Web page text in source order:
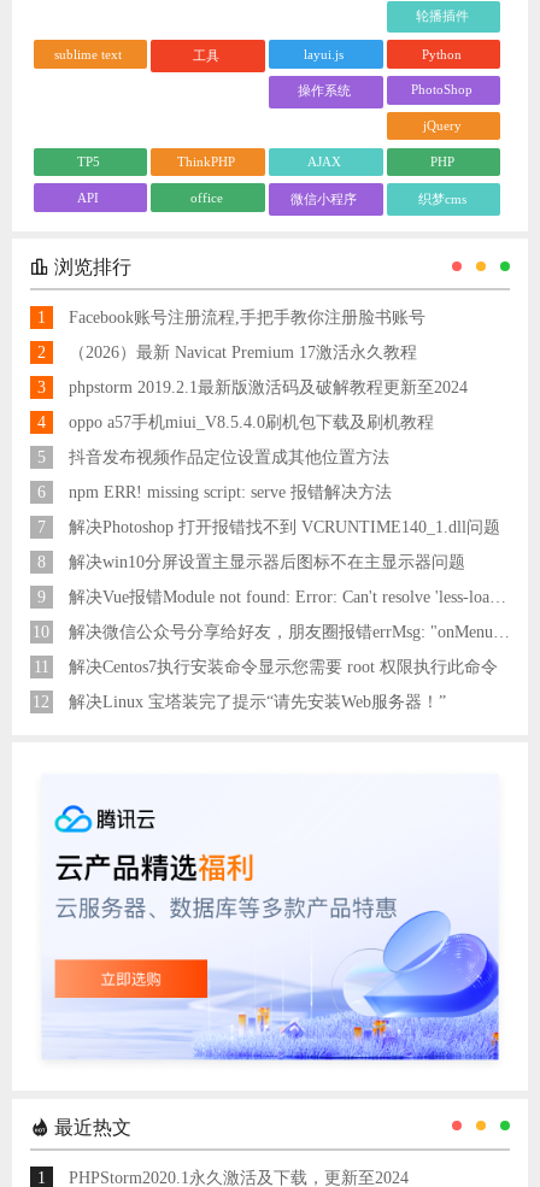
轮播插件
sublime text 工具 layui.js Python
操作系统 PhotoShop
jQuery
TP5 ThinkPHP AJAX PHP
API office 微信小程序 织梦cms
浏览排行
1
Facebook账号注册流程,手把手教你注册脸书账号
2
（2026）最新 Navicat Premium 17激活永久教程
3
phpstorm 2019.2.1最新版激活码及破解教程更新至2024
4
oppo a57手机miui_V8.5.4.0刷机包下载及刷机教程
5
抖音发布视频作品定位设置成其他位置方法
6
npm ERR! missing script: serve 报错解决方法
7
解决Photoshop 打开报错找不到 VCRUNTIME140_1.dll问题
8
解决win10分屏设置主显示器后图标不在主显示器问题
9
解决Vue报错Module not found: Error: Can't resolve 'less-loader' in 'C:\Users\Hm\Desktop\vue\vue_shop'问题
10
11
解决Centos7执行安装命令显示您需要 root 权限执行此命令
12
解决Linux 宝塔装完了提示“请先安装Web服务器！”
最近热文
1 PHPStorm2020.1永久激活及下载，更新至2024